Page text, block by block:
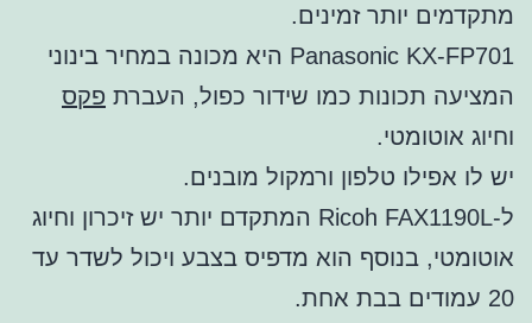
מתקדמים יותר זמינים.
Panasonic KX-FP701 היא מכונה במחיר בינוני
המציעה תכונות כמו שידור כפול, העברת פקס
וחיוג אוטומטי.
יש לו אפילו טלפון ורמקול מובנים.
ל-Ricoh FAX1190L המתקדם יותר יש זיכרון וחיוג
אוטומטי, בנוסף הוא מדפיס בצבע ויכול לשדר עד
20 עמודים בבת אחת.